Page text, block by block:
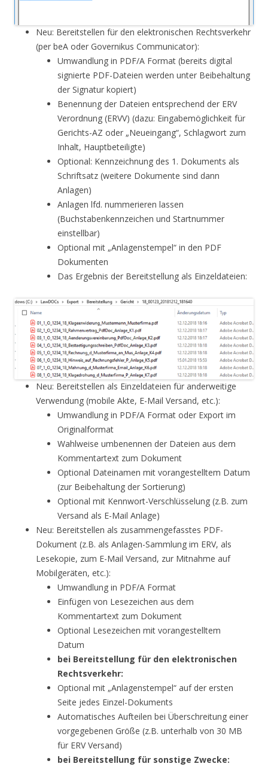
Neu: Bereitstellen für den elektronischen Rechtsverkehr
(per beA oder Governikus Communicator):
Umwandlung in PDF/A Format (bereits digital
signierte PDF-Dateien werden unter Beibehaltung
der Signatur kopiert)
Benennung der Dateien entsprechend der ERV
Verordnung (ERVV) (dazu: Eingabemöglichkeit für
Gerichts-AZ oder „Neueingang“, Schlagwort zum
Inhalt, Hauptbeteiligte)
Optional: Kennzeichnung des 1. Dokuments als
Schriftsatz (weitere Dokumente sind dann
Anlagen)
Anlagen lfd. nummerieren lassen
(Buchstabenkennzeichen und Startnummer
einstellbar)
Optional mit „Anlagenstempel“ in den PDF
Dokumenten
Das Ergebnis der Bereitstellung als Einzeldateien:
Neu: Bereitstellen als Einzeldateien für anderweitige
Verwendung (mobile Akte, E-Mail Versand, etc.):
Umwandlung in PDF/A Format oder Export im
Originalformat
Wahlweise umbenennen der Dateien aus dem
Kommentartext zum Dokument
Optional Dateinamen mit vorangestelltem Datum
(zur Beibehaltung der Sortierung)
Optional mit Kennwort-Verschlüsselung (z.B. zum
Versand als E-Mail Anlage)
Neu: Bereitstellen als zusammengefasstes PDF-
Dokument (z.B. als Anlagen-Sammlung im ERV, als
Lesekopie, zum E-Mail Versand, zur Mitnahme auf
Mobilgeräten, etc.):
Umwandlung in PDF/A Format
Einfügen von Lesezeichen aus dem
Kommentartext zum Dokument
Optional Lesezeichen mit vorangestelltem
Datum
bei Bereitstellung für den elektronischen
Rechtsverkehr:
Optional mit „Anlagenstempel“ auf der ersten
Seite jedes Einzel-Dokuments
Automatisches Aufteilen bei Überschreitung einer
vorgegebenen Größe (z.B. unterhalb von 30 MB
für ERV Versand)
bei Bereitstellung für sonstige Zwecke: